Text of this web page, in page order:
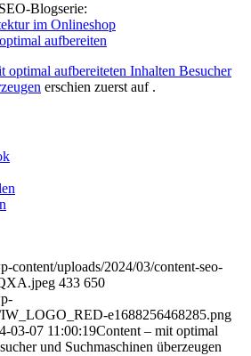
Blogserie:
im Onlineshop
aufbereiten
optimal aufbereiteten Inhalten Besucher
erschien zuerst auf .
content/uploads/2024/03/content-seo-
433 650
e1688256468285.png
03-07 11:00:19Content – mit optimal
und Suchmaschinen überzeugen